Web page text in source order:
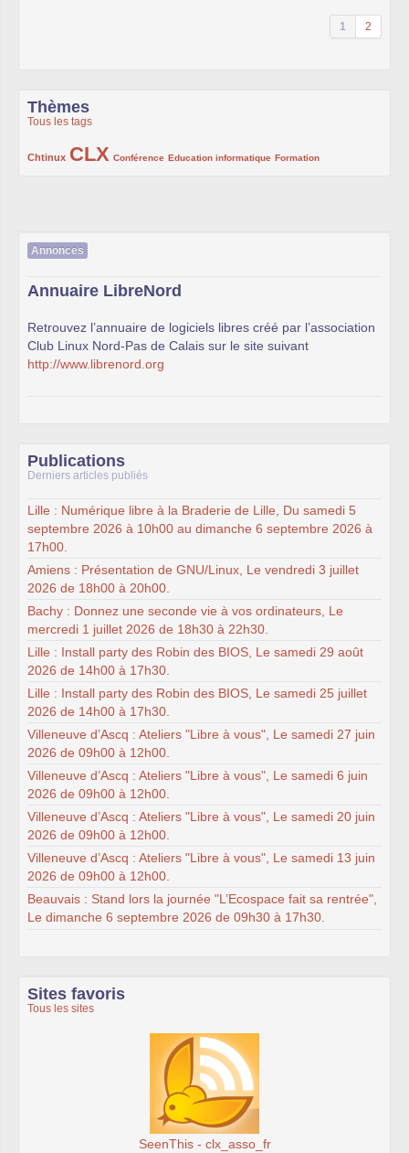
1 2
Thèmes
Tous les tags
Chtinux
222/1002CLX
1002/1002 Conférence
132/1002 Education informatique
119/1002 Formation
168/1002
Annonces
Annuaire LibreNord
Retrouvez l’annuaire de logiciels libres créé par l’association
Club Linux Nord-Pas de Calais sur le site suivant
http://www.librenord.org
Publications
Derniers articles publiés
Lille : Numérique libre à la Braderie de Lille, Du samedi 5
septembre 2026 à 10h00 au dimanche 6 septembre 2026 à
17h00.
Amiens : Présentation de GNU/Linux, Le vendredi 3 juillet
2026 de 18h00 à 20h00.
Bachy : Donnez une seconde vie à vos ordinateurs, Le
mercredi 1 juillet 2026 de 18h30 à 22h30.
Lille : Install party des Robin des BIOS, Le samedi 29 août
2026 de 14h00 à 17h30.
Lille : Install party des Robin des BIOS, Le samedi 25 juillet
2026 de 14h00 à 17h30.
Villeneuve d’Ascq : Ateliers "Libre à vous", Le samedi 27 juin
2026 de 09h00 à 12h00.
Villeneuve d’Ascq : Ateliers "Libre à vous", Le samedi 6 juin
2026 de 09h00 à 12h00.
Villeneuve d’Ascq : Ateliers "Libre à vous", Le samedi 20 juin
2026 de 09h00 à 12h00.
Villeneuve d’Ascq : Ateliers "Libre à vous", Le samedi 13 juin
2026 de 09h00 à 12h00.
Beauvais : Stand lors la journée "L’Ecospace fait sa rentrée",
Le dimanche 6 septembre 2026 de 09h30 à 17h30.
Sites favoris
Tous les sites
SeenThis - clx_asso_fr